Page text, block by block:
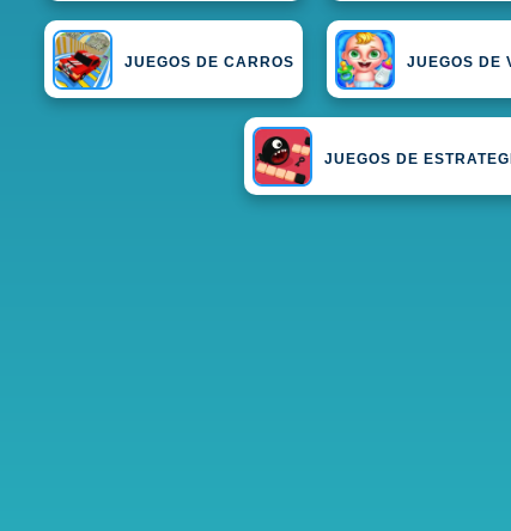
JUEGOS DE CARROS JUEGOS DE
JUEGOS DE